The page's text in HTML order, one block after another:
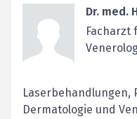
Dr. med.
Facharzt
Laserbehandlungen,
Dermatologie und